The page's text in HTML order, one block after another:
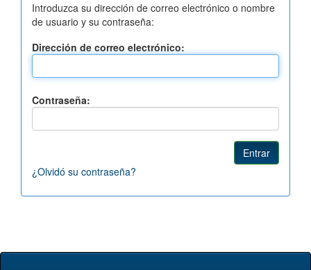
Introduzca su dirección de correo electrónico o nombre
de usuario y su contraseña:
Dirección de correo electrónico:
Contraseña:
¿Olvidó su contraseña?